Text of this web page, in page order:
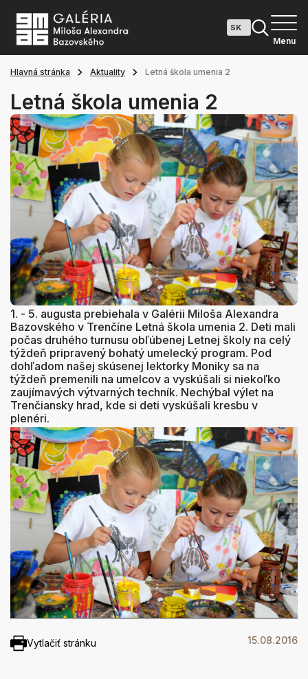
Menu
Hlavná stránka Aktuality Letná škola umenia 2
Letná škola umenia 2
1. - 5. augusta prebiehala v Galérii Miloša Alexandra
Bazovského v Trenčíne Letná škola umenia 2. Deti mali
počas druhého turnusu obľúbenej Letnej školy na celý
týždeň pripravený bohatý umelecký program. Pod
dohľadom našej skúsenej lektorky Moniky sa na
týždeň premenili na umelcov a vyskúšali si niekoľko
zaujímavých výtvarných techník. Nechýbal výlet na
Trenčiansky hrad, kde si deti vyskúšali kresbu v
plenéri.
Vytlačiť stránku 15.08.2016